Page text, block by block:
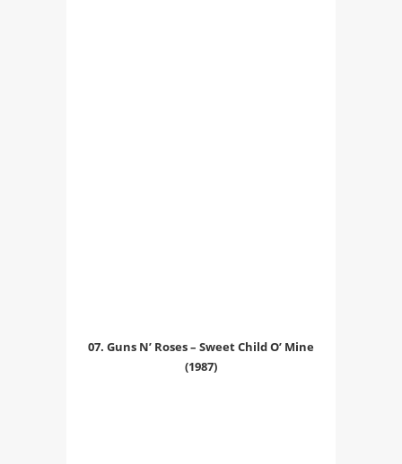
07. Guns N’ Roses – Sweet Child O’ Mine
(1987)